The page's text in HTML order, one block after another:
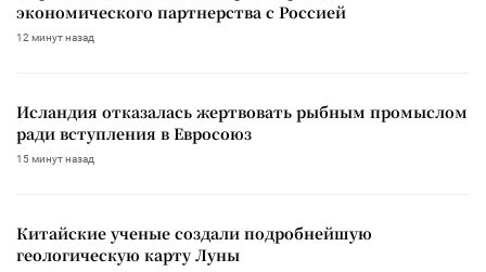
экономического партнерства с Россией
12 минут назад
Исландия отказалась жертвовать рыбным промыслом
ради вступления в Евросоюз
15 минут назад
Китайские ученые создали подробнейшую
геологическую карту Луны